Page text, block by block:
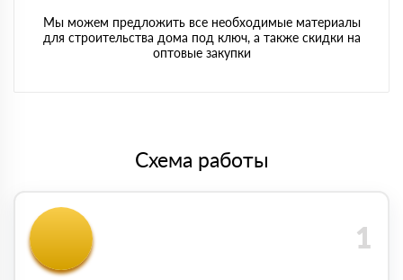
Мы можем предложить все необходимые материалы
для строительства дома под ключ, а также скидки на
оптовые закупки
Схема работы